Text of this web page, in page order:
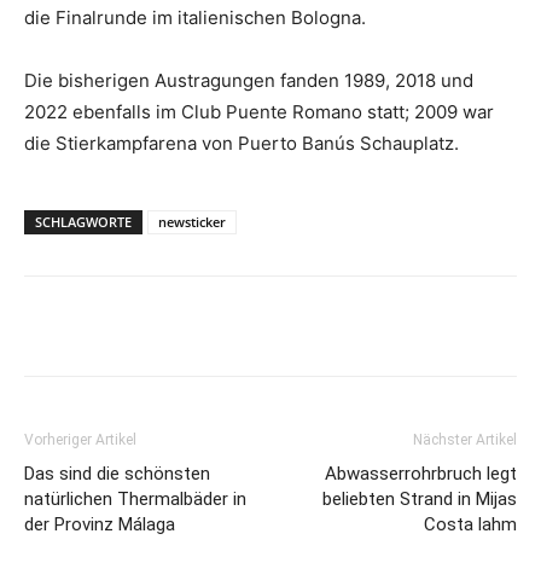
die Finalrunde im italienischen Bologna.
Die bisherigen Austragungen fanden 1989, 2018 und
2022 ebenfalls im Club Puente Romano statt; 2009 war
die Stierkampfarena von Puerto Banús Schauplatz.
SCHLAGWORTE newsticker
Vorheriger Artikel
Das sind die schönsten
natürlichen Thermalbäder in
der Provinz Málaga
Nächster Artikel
Abwasserrohrbruch legt
beliebten Strand in Mijas
Costa lahm